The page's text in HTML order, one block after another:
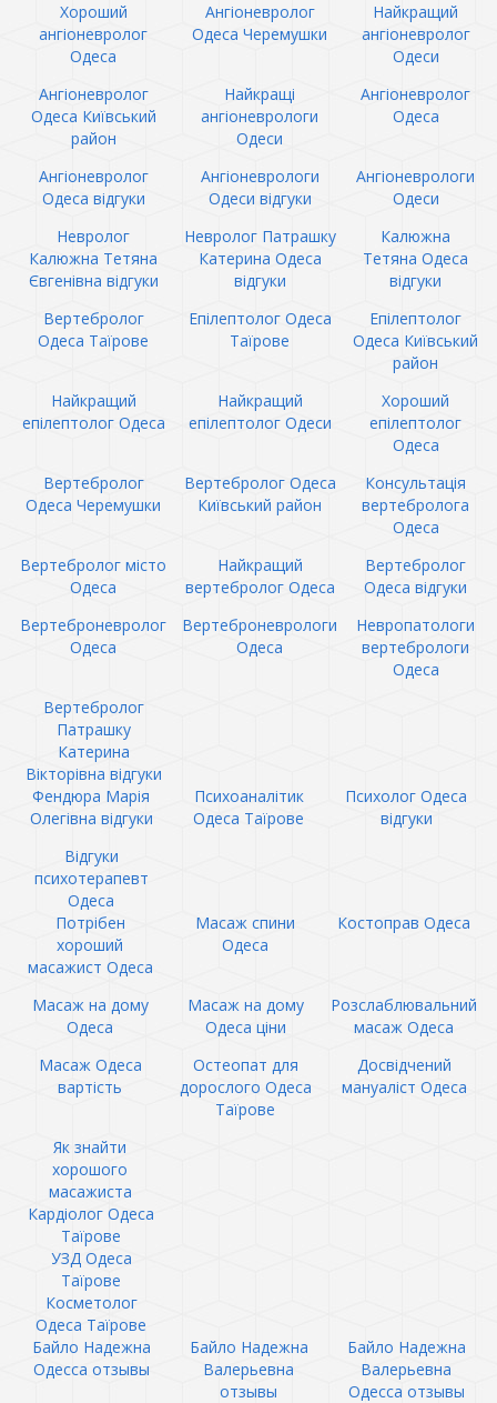
Хороший
ангіоневролог
Одеса
Ангіоневролог
Одеса Черемушки
Найкращий
ангіоневролог
Одеси
Ангіоневролог
Одеса Київський
район
Найкращі
ангіоневрологи
Одеси
Ангіоневролог
Одеса
Ангіоневролог
Одеса відгуки
Ангіоневрологи
Одеси відгуки
Ангіоневрологи
Одеси
Невролог
Калюжна Тетяна
Євгенівна відгуки
Невролог Патрашку
Катерина Одеса
відгуки
Калюжна
Тетяна Одеса
відгуки
Вертебролог
Одеса Таїрове
Епілептолог Одеса
Таїрове
Епілептолог
Одеса Київський
район
Найкращий
епілептолог Одеса
Найкращий
епілептолог Одеси
Хороший
епілептолог
Одеса
Вертебролог
Одеса Черемушки
Вертебролог Одеса
Київський район
Консультація
вертебролога
Одеса
Вертебролог місто
Одеса
Найкращий
вертебролог Одеса
Вертебролог
Одеса відгуки
Вертеброневролог
Одеса
Вертеброневрологи
Одеса
Невропатологи
вертебрологи
Одеса
Вертебролог
Патрашку
Катерина
Вікторівна відгуки
Фендюра Марія
Олегівна відгуки
Психоаналітик
Одеса Таїрове
Психолог Одеса
відгуки
Відгуки
психотерапевт
Одеса
Потрібен
хороший
масажист Одеса
Масаж спини
Одеса
Костоправ Одеса
Масаж на дому
Одеса
Масаж на дому
Одеса ціни
Розслаблювальний
масаж Одеса
Масаж Одеса
вартість
Остеопат для
дорослого Одеса
Таїрове
Досвідчений
мануаліст Одеса
Як знайти
хорошого
масажиста
Кардіолог Одеса
Таїрове
УЗД Одеса
Таїрове
Косметолог
Одеса Таїрове
Байло Надежна
Одесса отзывы
Байло Надежна
Валерьевна
отзывы
Байло Надежна
Валерьевна
Одесса отзывы